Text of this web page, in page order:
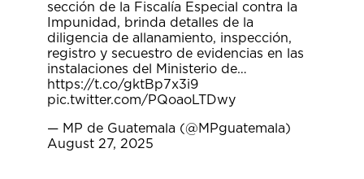
sección de la Fiscalía Especial contra la
Impunidad, brinda detalles de la
diligencia de allanamiento, inspección,
registro y secuestro de evidencias en las
instalaciones del Ministerio de…
https://t.co/gktBp7x3i9
pic.twitter.com/PQoaoLTDwy
— MP de Guatemala (@MPguatemala)
August 27, 2025